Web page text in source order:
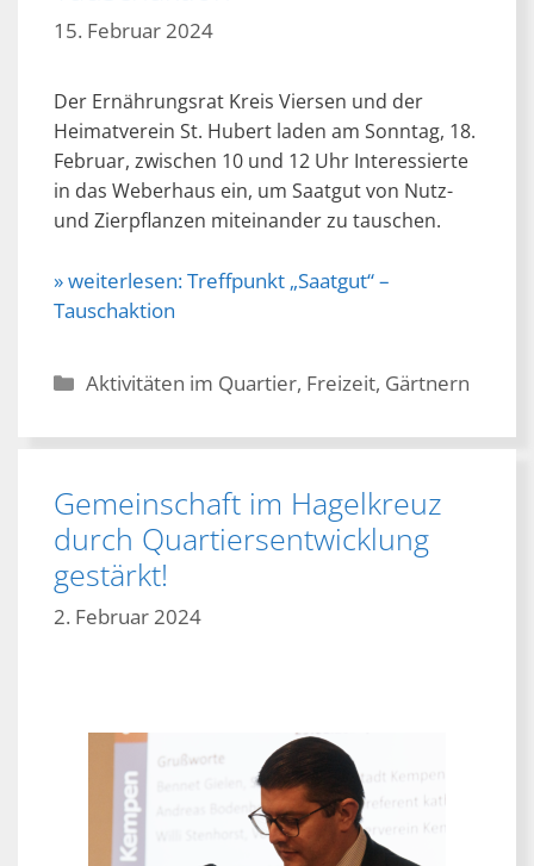
15. Februar 2024
Der Ernährungsrat Kreis Viersen und der
Heimatverein St. Hubert laden am Sonntag, 18.
Februar, zwischen 10 und 12 Uhr Interessierte
in das Weberhaus ein, um Saatgut von Nutz-
und Zierpflanzen miteinander zu tauschen.
» weiterlesen:Treffpunkt „Saatgut“ –
Tauschaktion
Kategorien
Aktivitäten im Quartier, Freizeit, Gärtnern
Gemeinschaft im Hagelkreuz
durch Quartiersentwicklung
gestärkt!
2. Februar 2024